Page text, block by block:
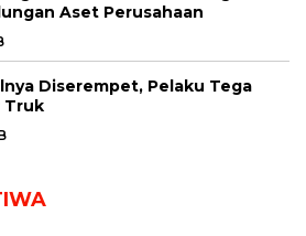
Aset Perusahaan
Diserempet, Pelaku Tega
Truk